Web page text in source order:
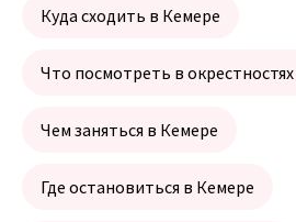
Куда сходить в Кемере
Что посмотреть в
Чем заняться в Кемере
Где остановиться в Кемере